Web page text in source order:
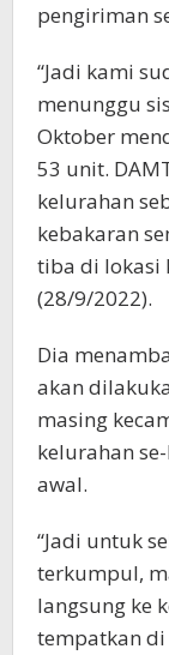
pengiriman
“Jadi kami
menunggu
Oktober
53 unit.
kelurahan
kebakaran
tiba di lokasi
(28/9/2022).
Dia
akan
masing
kelurahan
awal.
“Jadi untuk
terkumpul,
langsung ke
tempatkan